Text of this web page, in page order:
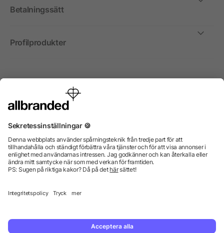
Betalningssätt
Profilprodukter
Internationellt
enbart till företag, institutioner, föreningar och
© 2026 allbranded GmbH.